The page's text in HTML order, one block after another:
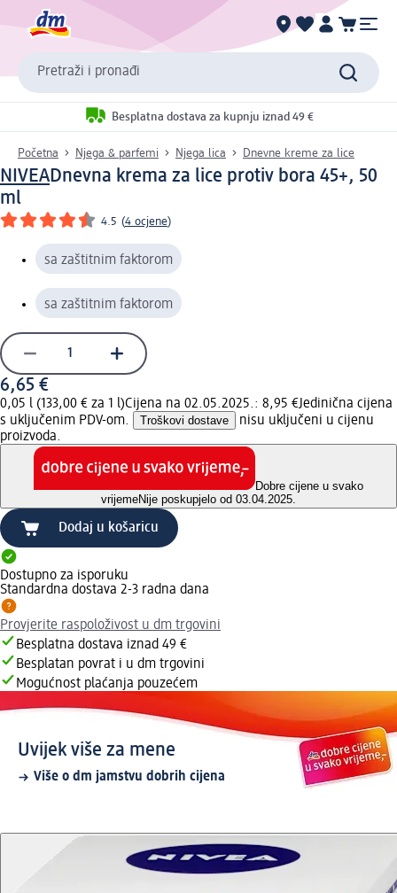
Pretraži i pronađi
Besplatna dostava za kupnju iznad 49 €
Početna Njega & parfemi Njega lica Dnevne kreme za lice
NIVEADnevna krema za lice protiv bora 45+, 50
ml
4.5 (4 ocjene)
sa zaštitnim faktorom
sa zaštitnim faktorom
6,65 €
0,05 l (133,00 € za 1 l)Cijena na 02.05.2025.: 8,95 €Jedinična cijena
s uključenim PDV-om.
Troškovi dostave
nisu uključeni u cijenu
proizvoda.
Dobre cijene u svako
vrijemeNije poskupjelo od 03.04.2025.
Dodaj u košaricu
Dostupno za isporuku
Standardna dostava 2-3 radna dana
Provjerite raspoloživost u dm trgovini
Besplatna dostava iznad 49 €
Besplatan povrat i u dm trgovini
Mogućnost plaćanja pouzećem
Uvijek više za mene
Više o dm jamstvu dobrih cijena